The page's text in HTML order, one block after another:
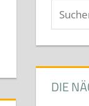
Suchen
nach:
DIE